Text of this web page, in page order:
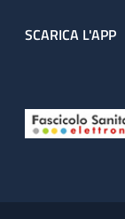
SCARICA L'APP